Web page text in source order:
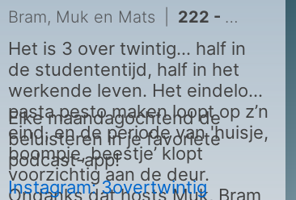
Bram, Muk en Mats 222 - S1E48: De vip, een crisis en VAKANTIE?!
Het is 3 over twintig… half in
de studententijd, half in het
werkende leven. Het eindeloos
pasta pesto maken loopt op z’n
eind, en de periode van 'huisje,
boompje, beestje’ klopt
voorzichtig aan de deur.
Ondanks dat hosts Muk, Bram
Elke maandagochtend de
beluisteren in je favoriete
podcast-app!
Instagram: 3overtwintig